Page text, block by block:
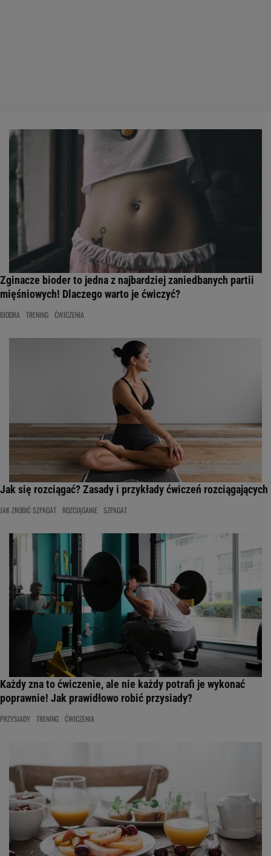
Zginacze bioder to jedna z najbardziej zaniedbanych partii
mięśniowych! Dlaczego warto je ćwiczyć?
BIODRA TRENING ĆWICZENIA
Jak się rozciągać? Zasady i przykłady ćwiczeń rozciągających
JAK ZROBIĆ SZPAGAT ROZCIĄGANIE SZPAGAT
Każdy zna to ćwiczenie, ale nie każdy potrafi je wykonać
poprawnie! Jak prawidłowo robić przysiady?
PRZYSIADY TRENING ĆWICZENIA